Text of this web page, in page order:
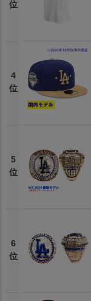
位
4
位
5
位
6
位